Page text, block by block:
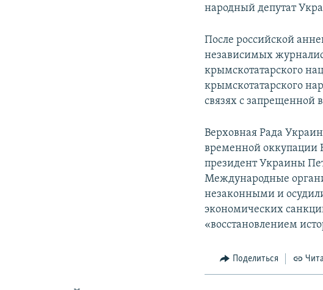
народный депутат
После российской
независимых
крымскотатарского
крымскотатарского
связях с запрещенной
Верховная Рада
временной оккупации
президент Украины
Международные
незаконными и
экономических
«восстановлением
Поделиться